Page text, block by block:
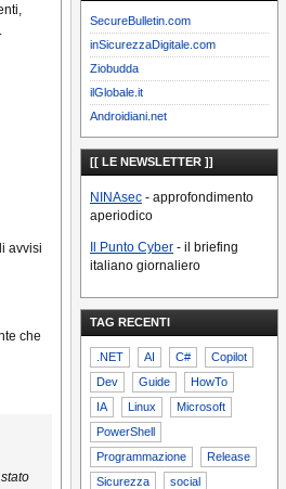
avvisi
che
SecureBulletin.com
inSicurezzaDigitale.com
Ziobudda
ilGlobale.it
Androidiani.net
[[ LE NEWSLETTER ]]
NINAsec - approfondimento
aperiodico
Il Punto Cyber - il briefing
italiano giornaliero
TAG RECENTI
.NET AI C#
Copilot
Dev
Guide
HowTo
IA
Linux
Microsoft
PowerShell
Programmazione
Release
Sicurezza
social